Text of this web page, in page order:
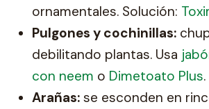
ornamentales. Solución:
Pulgones y cochinillas:
debilitando plantas. Usa
con neem o Dimetoato Plus.
Arañas: se esconden en